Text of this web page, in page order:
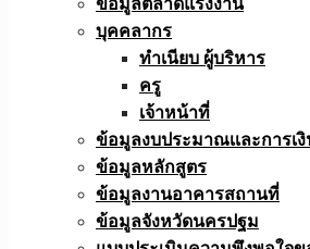
ข้อมูลตลาดแรงงาน
บุคคลากร
ทำเนียบ ผู้บริหาร
ครู
เจ้าหน้าที่
ข้อมูลงบประมาณเเละการเ
ข้อมูลหลักสูตร
ข้อมูลงานอาคารสถานที่
ข้อมูลจังหวัดนครปฐม